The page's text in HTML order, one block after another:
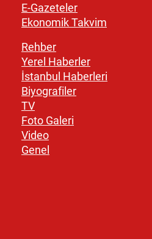
E-Gazeteler
Ekonomik Takvim
Rehber
Yerel Haberler
İstanbul Haberleri
Biyografiler
TV
Foto Galeri
Video
Genel